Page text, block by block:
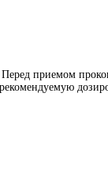
приемом